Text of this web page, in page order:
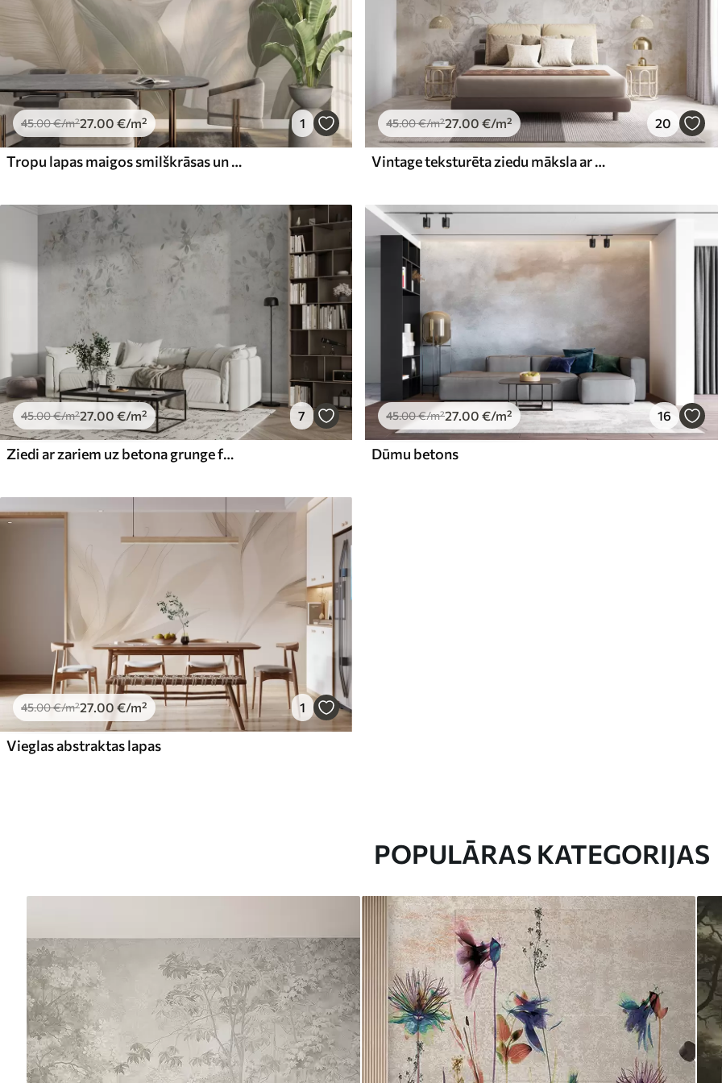
45.00€/m²27.00 €/m² 1
Tropu lapas maigos smilškrāsas un zaļos toņos ar akvareļa efektu un maigām krāsu maiņām
45.00€/m²27.00 €/m² 20
Vintage teksturēta ziedu māksla ar zīmējuma stila delikātu dārza ziedu un lapu ilustrācijām, maigiem pasteļtoņos un sēpijas toņos
45.00€/m²27 .00 €/m² 7
Ziedi ar zariem uz betona grunge fona minimālisms
45.00€/m²27 .00 €/m² 16
Dūmu betons
45.00€/m²27.00 €/m² 1
Vieglas abstraktas lapas
POPULĀRAS KATEGORIJAS